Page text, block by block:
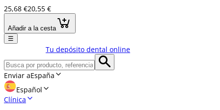
25,68 €20,55 €
Añadir a la cesta
☰
Tu depósito dental online
Enviar aEspaña
Español
Clínica